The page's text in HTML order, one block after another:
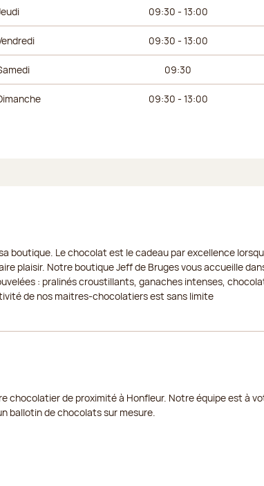
09:30 - 13:00
09:30 - 13:00
09:30
09:30 - 13:00
boutique. Le chocolat est le cadeau par excellence
plaisir. Notre boutique Jeff de Bruges vous accueille
: pralinés croustillants, ganaches intenses,
de nos maitres-chocolatiers est sans limite
chocolatier de proximité à Honfleur. Notre équipe est à
ballotin de chocolats sur mesure.